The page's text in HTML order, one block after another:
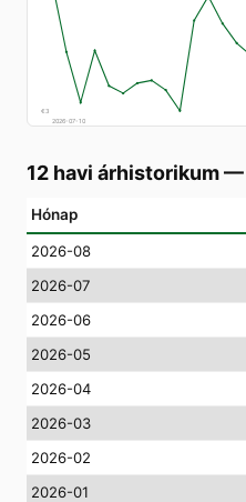
€3
2026-07-10
12 havi árhistorikum—
Hónap
2026-08
2026-07
2026-06
2026-05
2026-04
2026-03
2026-02
2026-01